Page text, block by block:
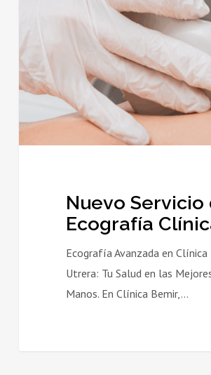
Ecografía
Clínica
Nuevo Servicio
Ecografía
Ecografía Avanzada en Clínica
Utrera: Tu Salud en las
Manos. En Clínica Bemir,…